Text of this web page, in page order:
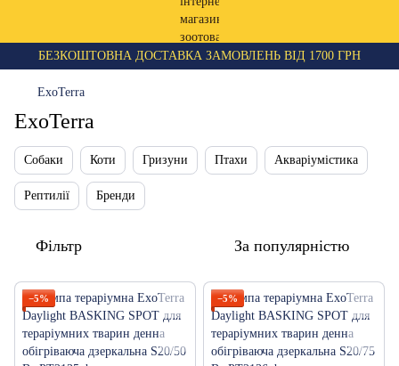
БЕЗКОШТОВНА ДОСТАВКА ЗАМОВЛЕНЬ ВІД 1700 ГРН
ExoTerra
ExoTerra
Собаки Коти Гризуни Птахи Акваріумістика
Рептилії Бренди
Фільтр За популярністю
−5% −5%